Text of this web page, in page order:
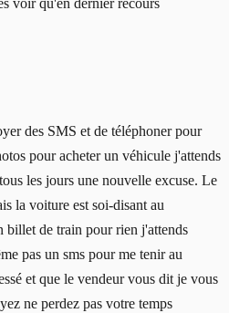
voir qu'en dernier recours
des SMS et de téléphoner pour
pour acheter un véhicule j'attends
les jours une nouvelle excuse. Le
la voiture est soi-disant au
billet de train pour rien j'attends
pas un sms pour me tenir au
et que le vendeur vous dit je vous
ne perdez pas votre temps